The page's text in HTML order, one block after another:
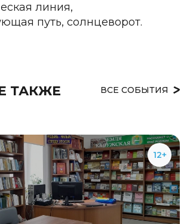
линия,
путь, солнцеворот.
ТАКЖЕ ВСЕ СОБЫТИЯ
12+